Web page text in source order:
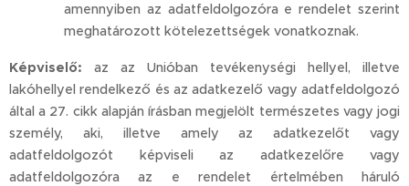
amennyiben az adatfeldolgozóra e rendelet szerint
meghatározott kötelezettségek vonatkoznak.
Képviselő: az az Unióban tevékenységi hellyel, illetve
lakóhellyel rendelkező és az adatkezelő vagy adatfeldolgozó
által a 27. cikk alapján írásban megjelölt természetes vagy jogi
személy, aki, illetve amely az adatkezelőt vagy
adatfeldolgozót képviseli az adatkezelőre vagy
adatfeldolgozóra az e rendelet értelmében háruló